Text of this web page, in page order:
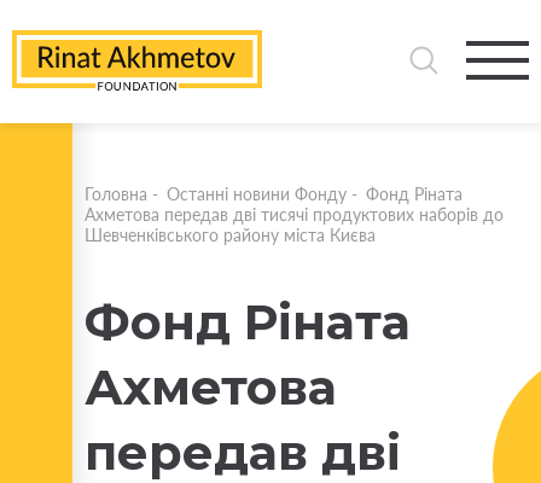
Головна - Останні новини Фонду - Фонд Ріната
Ахметова передав дві тисячі продуктових наборів до
Шевченківського району міста Києва
Фонд Ріната
Ахметова
передав дві